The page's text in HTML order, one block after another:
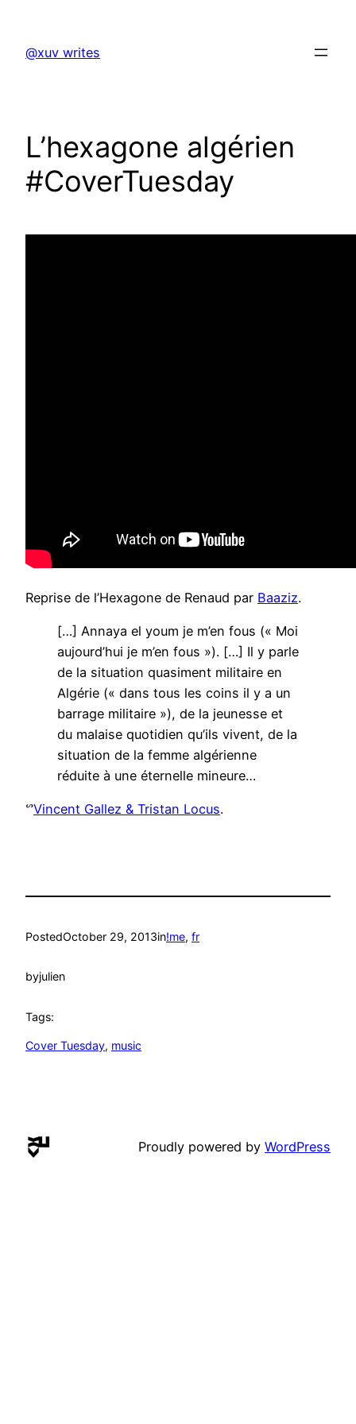
content
@xuv writes
L’hexagone algérien
#CoverTuesday
Reprise de l’Hexagone de Renaud par Baaziz.
[…] Annaya el youm je m’en fous (« Moi
aujourd’hui je m’en fous »). […] Il y parle
de la situation quasiment militaire en
Algérie (« dans tous les coins il y a un
barrage militaire »), de la jeunesse et
du malaise quotidien qu’ils vivent, de la
situation de la femme algérienne
réduite à une éternelle mineure…
ᔥVincent Gallez & Tristan Locus.
PostedOctober 29, 2013in!me, fr
byjulien
Tags:
Cover Tuesday, music
Proudly powered by WordPress